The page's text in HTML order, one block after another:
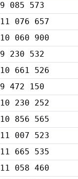
9 085 573
11 076 657
10 060 900
9 230 532
10 661 526
9 472 150
10 230 252
10 856 565
11 007 523
11 665 535
11 058 460